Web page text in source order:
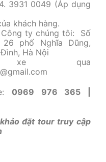
3931 0049 (Áp dụng
khách hàng.
ty chúng tôi: Số
phố Nghĩa Dũng,
Hà Nội
qua
0969 976 365 |
đặt tour truy cập